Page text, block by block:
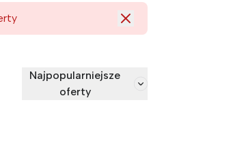
Najpopularniejsze
oferty